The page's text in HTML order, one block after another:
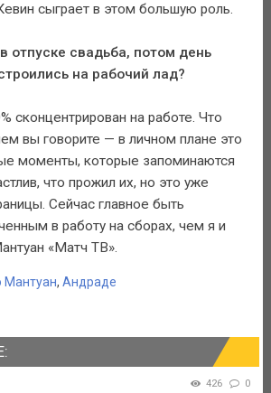
сыграет в этом большую роль.
отпуске свадьба, потом день
на рабочий лад?
сконцентрирован на работе. Что
вы говорите — в личном плане это
моменты, которые запоминаются
что прожил их, но это уже
Сейчас главное быть
в работу на сборах, чем я и
«Матч ТВ».
Мантуан, Андраде
426 0